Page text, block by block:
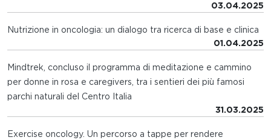
03.04.2025
Nutrizione in oncologia: un dialogo tra ricerca di base e clinica
01.04.2025
Mindtrek, concluso il programma di meditazione e cammino
per donne in rosa e caregivers, tra i sentieri dei più famosi
parchi naturali del Centro Italia
31.03.2025
Exercise oncology. Un percorso a tappe per rendere